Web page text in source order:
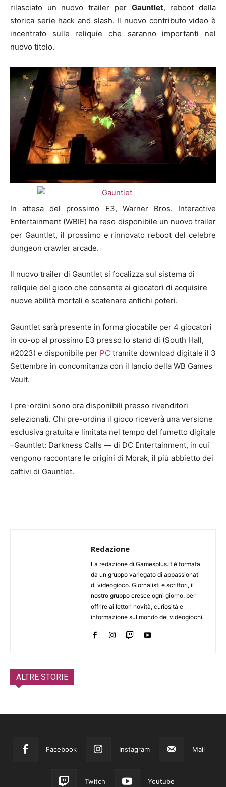
rilasciato un nuovo trailer per Gauntlet, reboot della
storica serie hack and slash. Il nuovo contributo video è
incentrato sulle reliquie che saranno importanti nel
nuovo titolo.
In attesa del prossimo E3, Warner Bros. Interactive
Entertainment (WBIE) ha reso disponibile un nuovo trailer
per Gauntlet, il prossimo e rinnovato reboot del celebre
dungeon crawler arcade.
Il nuovo trailer di Gauntlet si focalizza sul sistema di
reliquie del gioco che consente ai giocatori di acquisire
nuove abilità mortali e scatenare antichi poteri.
Gauntlet sarà presente in forma giocabile per 4 giocatori
in co-op al prossimo E3 presso lo stand di (South Hall,
#2023) e disponibile per PC tramite download digitale il 3
Settembre in concomitanza con il lancio della WB Games
Vault.
I pre-ordini sono ora disponibili presso rivenditori
selezionati. Chi pre-ordina il gioco riceverà una versione
esclusiva gratuita e limitata nel tempo del fumetto digitale
–Gauntlet: Darkness Calls — di DC Entertainment, in cui
vengono raccontare le origini di Morak, il più abbietto dei
cattivi di Gauntlet.
Redazione
La redazione di Gamesplus.it è formata
da un gruppo variegato di appassionati
di videogioco. Giornalisti e scrittori, il
nostro gruppo cresce ogni giorno, per
offrire ai lettori novità, curiosità e
informazione sul mondo dei videogiochi.
ALTRE STORIE
Facebook Instagram Mail
Twitch Youtube